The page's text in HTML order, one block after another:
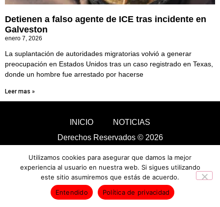
Detienen a falso agente de ICE tras incidente en
Galveston
enero 7, 2026
La suplantación de autoridades migratorias volvió a generar
preocupación en Estados Unidos tras un caso registrado en Texas,
donde un hombre fue arrestado por hacerse
Leer mas »
INICIO
NOTICIAS
Derechos Reservados © 2026
Utilizamos cookies para asegurar que damos la mejor
experiencia al usuario en nuestra web. Si sigues utilizando
este sitio asumiremos que estás de acuerdo.
Entendido
Política de privacidad